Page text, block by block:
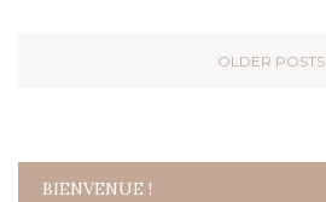
OLDER POSTS
BIENVENUE !